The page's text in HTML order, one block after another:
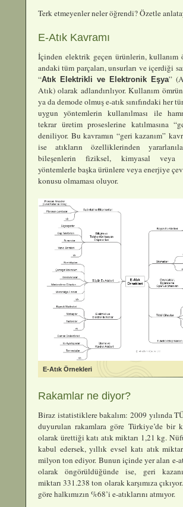
Terk etmeyenler neler öğrendi? Özetle
E-Atık Kavramı
İçinden elektrik geçen ürünlerin, kullanım
andaki tüm parçaları, unsurları ve içerdiği
“Atık Elektrikli ve Elektronik Eşya”
Atık) olarak adlandırılıyor. Kullanım
ya da demode olmuş e-atık sınıfındaki her
uygun yöntemlerin kullanılması ile
tekrar üretim proseslerine katılmasına
deniliyor. Bu kavramın “geri kazanım”
ise atıkların özelliklerinden
bileşenlerin fiziksel, kimyasal veya
yöntemlerle başka ürünlere veya enerjiye
konusu olmaması oluyor.
E-Atık Örnekleri
Rakamlar ne diyor?
Biraz istatistiklere bakalım: 2009 yılında
duyurulan rakamlara göre Türkiye’de bir
olarak ürettiği katı atık miktarı 1,21 kg.
kabul edersek, yıllık evsel katı atık
milyon ton ediyor. Bunun içinde yer alan e-
olarak öngörüldüğünde ise, geri
miktarı 331.238 ton olarak karşımıza
göre halkımızın %68’i e-atıklarını atmıyor.